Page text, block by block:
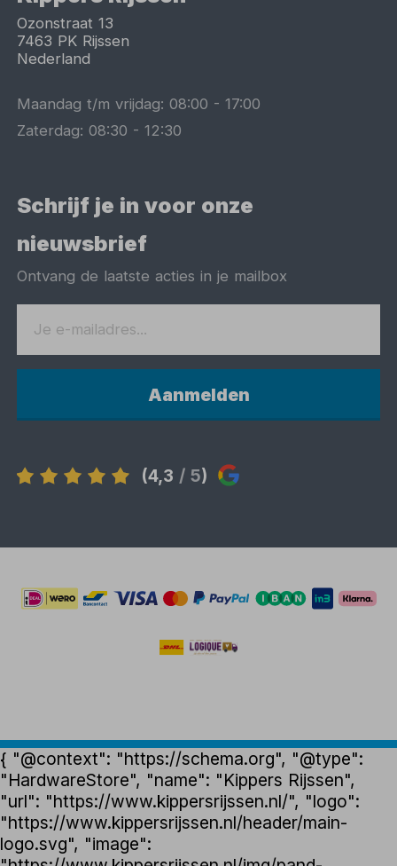
Ozonstraat 13
7463 PK Rijssen
Nederland
Maandag t/m vrijdag:08:00 -17:00
Zaterdag:08:30 -12:30
Schrijf je in voor onze
nieuwsbrief
Ontvang de laatste acties in je mailbox
Aanmelden
(4,3 / 5)
{ "@context": "https://schema.org", "@type":
"HardwareStore", "name": "Kippers Rijssen",
"url": "https://www.kippersrijssen.nl/", "logo":
"https://www.kippersrijssen.nl/header/main-
logo.svg", "image":